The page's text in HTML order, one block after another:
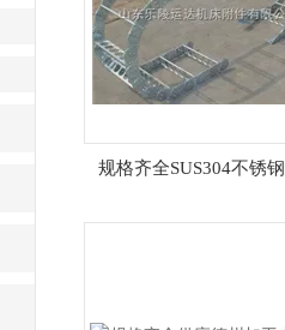
规格齐全SUS304不锈